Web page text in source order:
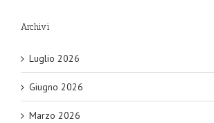
Archivi
Luglio 2026
Giugno 2026
Marzo 2026